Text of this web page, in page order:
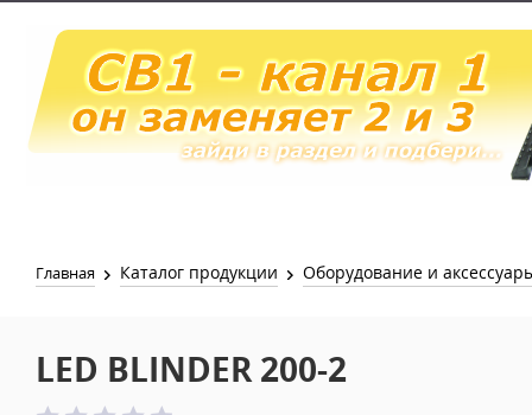
Распродажа Лампы
Главная Каталог продукции Оборудование и
LED BLINDER 200-2